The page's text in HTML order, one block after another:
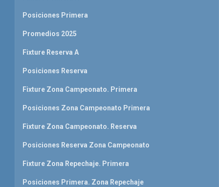
Posiciones Primera
Promedios 2025
Fixture Reserva A
Posiciones Reserva
Fixture Zona Campeonato. Primera
Posiciones Zona Campeonato Primera
Fixture Zona Campeonato. Reserva
Posiciones Reserva Zona Campeonato
Fixture Zona Repechaje. Primera
Posiciones Primera. Zona Repechaje